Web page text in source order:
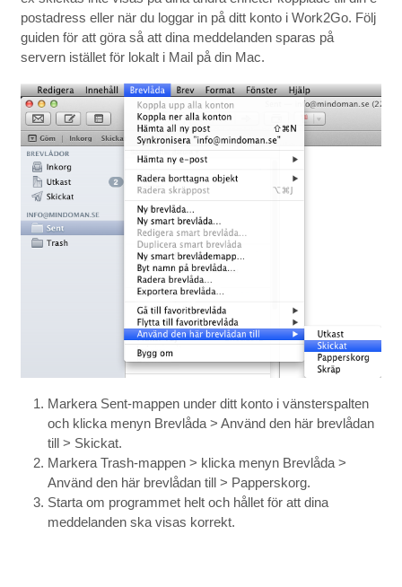
postadress eller när du loggar in på ditt konto i Work2Go. Följ
guiden för att göra så att dina meddelanden sparas på
servern istället för lokalt i Mail på din Mac.
Markera Sent-mappen under ditt konto i vänsterspalten
och klicka menyn Brevlåda > Använd den här brevlådan
till > Skickat.
Markera Trash-mappen > klicka menyn Brevlåda >
Använd den här brevlådan till > Papperskorg.
Starta om programmet helt och hållet för att dina
meddelanden ska visas korrekt.